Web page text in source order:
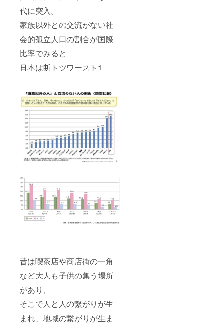
代に突入。
家族以外との交流がない社
会的孤立人口の割合が国際
比率でみると
日本は断トツワースト1
昔は喫茶店や商店街の一角
など大人も子供の集う場所
があり、
そこで人と人の繋がりが生
まれ、地域の繋がりが生ま